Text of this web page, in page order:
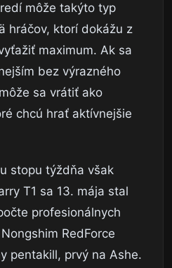
môže takýto typ
hráčov, ktorí dokážu z
maximum. Ak sa
bez výrazného
sa vrátiť ako
chcú hrať aktívnejšie
stopu týždňa však
T1 sa 13. mája stal
profesionálnych
RedForce
pentakill, prvý na Ashe.